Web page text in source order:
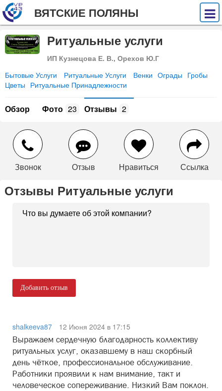
ВЯТСКИЕ ПОЛЯНЫ
Ритуальные услуги
ИП Кузнецова Е. В., Орехов Ю.Г
Бытовые Услуги Ритуальные Услуги Венки Ограды Гробы
Цветы Ритуальные Принадлежности
Обзор Фото 23 Отзывы 2
Звонок Отзыв Нравиться Ссылка
Отзывы Ритуальные услуги
Добавить отзыв
shalkeeva87
12 Июня 2024 в 17:15
Выражаем сердечную благодарность коллективу
ритуальных услуг, оказавшему в наш скорбный
день чëткое, профессиональное обслуживание.
Работники проявили к нам внимание, такт и
человеческое сопереживание. Низкий Вам поклон.